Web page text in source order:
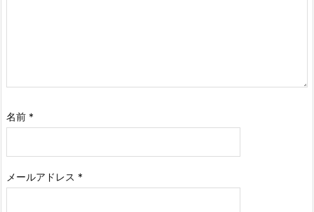
名前 *
メールアドレス *